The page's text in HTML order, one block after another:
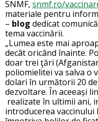
SNMF, snmf.ro/
materiale pentru
– blog dedicat
tema vaccinării.
„Lumea este mai
decât oricând înainte.
doar trei ţări
poliomielitei va salva o
dolari în următorii 20
dezvoltare. În aceeași
realizate în ultimii ani,
introducerea vaccinului